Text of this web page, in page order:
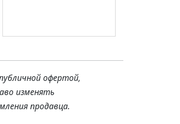
офертой,
изменять
продавца.